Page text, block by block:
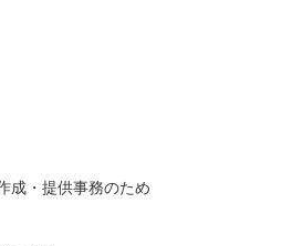
成・提供事務のため